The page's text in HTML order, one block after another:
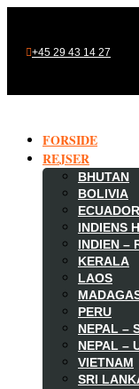
+45 29 43 14 27
FORSIDE
REJSER
BHUTAN
BOLIVIA
ECUADOR
INDIENS
INDIEN –
KERALA
LAOS
PERU
NEPAL –
NEPAL –
VIETNAM
SRI